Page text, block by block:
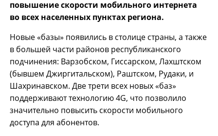
повышение скорости мобильного интернета
во всех населенных пунктах региона.
Новые «базы» появились в столице страны, а также
в большей части районов республиканского
подчинения: Варзобском, Гиссарском, Лахштском
(бывшем Джиргитальском), Раштском, Рудаки, и
Шахринавском. Две трети всех новых «баз»
поддерживают технологию 4G, что позволило
значительно повысить скорости мобильного
доступа для абонентов.